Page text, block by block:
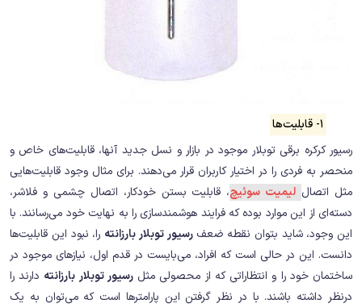
1- قابلیت‌ها
رسیور کرکره برقی توبلار موجود در بازار و نسل جدید آنها، قابلیت‌های خاص و
منحصر به فردی را در اختیار کاربران قرار می‌دهند. برای مثال وجود قابلیت‌هایی
مثل اتصال لیمیت سوئیچ، قابلیت بستن خودکار، اتصال چشمی و فلاشر،
دسته‌ای از این موارد بوده که فرایند هوشمندسازی را به نهایت خود می‌رسانند. با
این وجود، شاید بتوان نقطه ضعفرسیور توبلار بارزانته را، نبود این قابلیت‌ها
دانست. این در حالی است که افراد، می‌بایست در قدم اول، نیازهای موجود در
ساختمان خود را و انتظاراتی که از محصولی مثلرسیور توبلار بارزانته دارند را
درنظر داشته باشند. با در نظر گرفتن این پارامترها است که می‌توان به یک